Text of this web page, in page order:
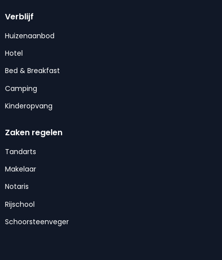
Verblijf
Huizenaanbod
Hotel
Bed & Breakfast
Camping
Kinderopvang
Zaken regelen
Tandarts
Makelaar
Notaris
Rijschool
Schoorsteenveger